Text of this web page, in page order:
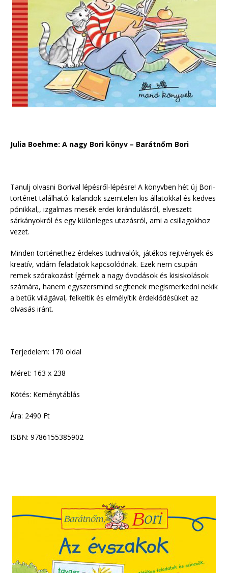
Julia Boehme: A nagy Bori könyv – Barátnőm Bori
Tanulj olvasni Borival lépésről-lépésre! A könyvben hét új Bori-
történet található: kalandok szemtelen kis állatokkal és kedves
pónikkal,, izgalmas mesék erdei kirándulásról, elveszett
sárkányokról és egy különleges utazásról, ami a csillagokhoz
vezet.
Minden történethez érdekes tudnivalók, játékos rejtvények és
kreatív, vidám feladatok kapcsolódnak. Ezek nem csupán
remek szórakozást ígérnek a nagy óvodások és kisiskolások
számára, hanem egyszersmind segítenek megismerkedni nekik
a betűk világával, felkeltik és elmélyítik érdeklődésüket az
olvasás iránt.
Terjedelem: 170 oldal
Méret: 163 x 238
Kötés: Keménytáblás
Ára: 2490 Ft
ISBN: 9786155385902